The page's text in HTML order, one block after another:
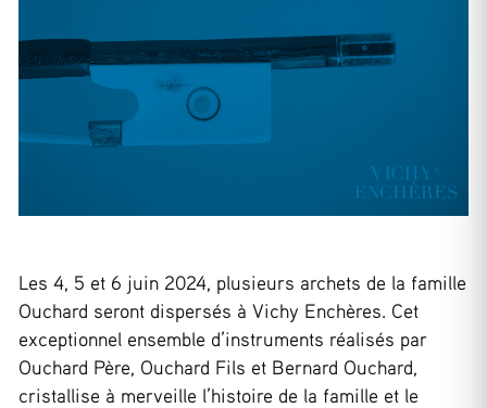
Les 4, 5 et 6 juin 2024, plusieurs archets de la famille
Ouchard seront dispersés à Vichy Enchères. Cet
exceptionnel ensemble d’instruments réalisés par
Ouchard Père, Ouchard Fils et Bernard Ouchard,
cristallise à merveille l’histoire de la famille et le